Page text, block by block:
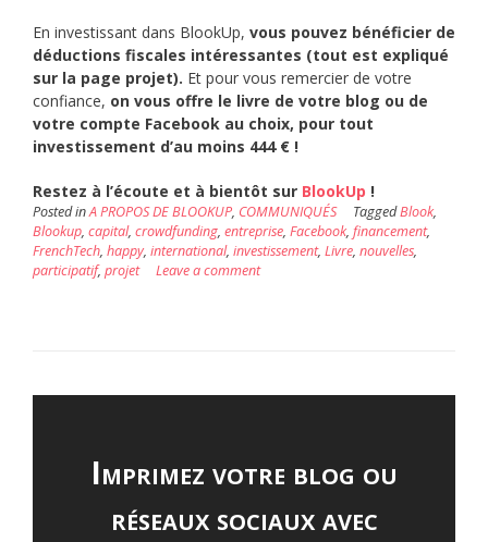
En investissant dans BlookUp, vous pouvez bénéficier de
déductions fiscales intéressantes (tout est expliqué
sur la page projet). Et pour vous remercier de votre
confiance, on vous offre le livre de votre blog ou de
votre compte Facebook au choix, pour tout
investissement d’au moins 444 € !
Restez à l’écoute et à bientôt sur BlookUp !
Posted inA PROPOS DE BLOOKUP, COMMUNIQUÉS TaggedBlook,
Blookup, capital, crowdfunding, entreprise, Facebook, financement,
FrenchTech, happy, international, investissement, Livre, nouvelles,
participatif, projet Leave a comment
Imprimez votre blog ou
réseaux sociaux avec